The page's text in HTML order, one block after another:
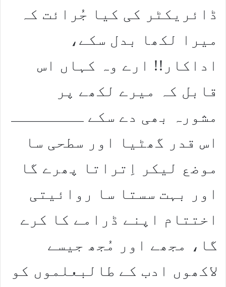
ڈائریکٹر کی کیا جُرائت کہ
میرا لکھا بدل سکے،
اداکار!! ارے وہ کہاں اس
قابل کہ میرے لکھے پر
مشورہ بھی دے سکے ــــــــ
اس قدر گھٹیا اور سطحی سا
موضع لیکر اِتراتا پھرے گا
اور بہت سستا سا روائیتی
اختتام اپنے ڈرامے کا کرے
گا، مجھے اور مُجھ جیسے
لاکھوں ادب کے طالبعلموں کو